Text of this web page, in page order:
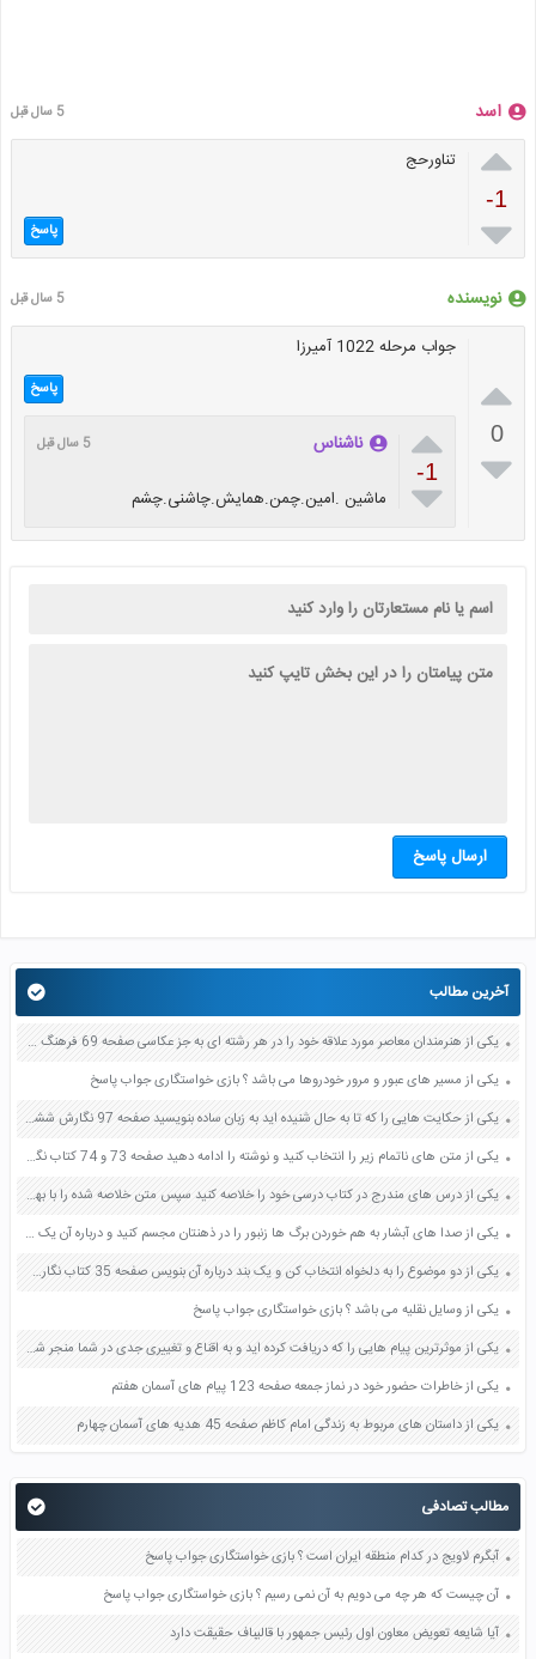
اسد 5 سال قبل

-1

تناورحج
پاسخ
نویسنده 5 سال قبل

0

جواب مرحله 1022 آمیرزا
پاسخ

-1

ناشناس 5 سال قبل
ماشین .امین.چمن.همایش.چاشنی.چشم
ارسال پاسخ
آخرین مطالب
یکی از هنرمندان معاصر مورد علاقه خود را در هر رشته ای به جز عکاسی صفحه 69 فرهنگ و هنر نهم
یکی از مسیر های عبور و مرور خودروها می باشد ؟ بازی خواستگاری جواب پاسخ
یکی از حکایت هایی را که تا به حال شنیده اید به زبان ساده بنویسید صفحه 97 نگارش ششم دبستان
یکی از متن های ناتمام زیر را انتخاب کنید و نوشته را ادامه دهید صفحه 73 و 74 کتاب نگارش فارسی پنجم دبستان
یکی از درس های مندرج در کتاب درسی خود را خلاصه کنید سپس متن خلاصه شده را با بهره گیری از روش های دسته بندی نمودار جدول نقشه مفهومی نشان دهید صفحه 118 نگارش یازدهم
یکی از صدا های آبشار به هم خوردن برگ ها زنبور را در ذهنتان مجسم کنید و درباره آن یک بند بنویسید صفحه 11 نگارش پنجم
یکی از دو موضوع را به دلخواه انتخاب کن و یک بند درباره آن بنویس صفحه 35 کتاب نگارش فارسی سوم
یکی از وسایل نقلیه می باشد ؟ بازی خواستگاری جواب پاسخ
یکی از موثرترین پیام هایی را که دریافت کرده اید و به اقناع و تغییری جدی در شما منجر شده است برسی کنید و علت این تاثیر گذاری قابل توجه را بنویسید صفحه 52 تفکر و سواد رسانه ای دهم
یکی از خاطرات حضور خود در نماز جمعه صفحه 123 پیام های آسمان هفتم
یکی از داستان های مربوط به زندگی امام کاظم صفحه 45 هدیه های آسمان چهارم
مطالب تصادفی
آبگرم لاویج در کدام منطقه ایران است ؟ بازی خواستگاری جواب پاسخ
آن چیست که هر چه می دویم به آن نمی رسیم ؟ بازی خواستگاری جواب پاسخ
آیا شایعه تعویض معاون اول رئیس جمهور با قالیباف حقیقت دارد